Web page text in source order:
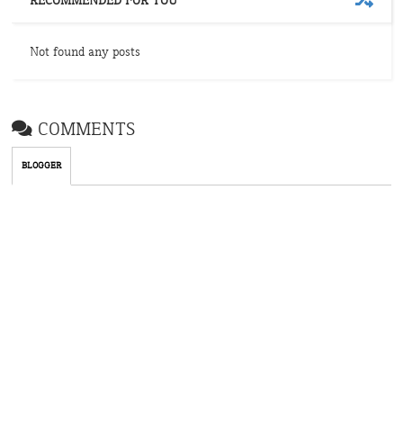
Not found any posts
COMMENTS
BLOGGER